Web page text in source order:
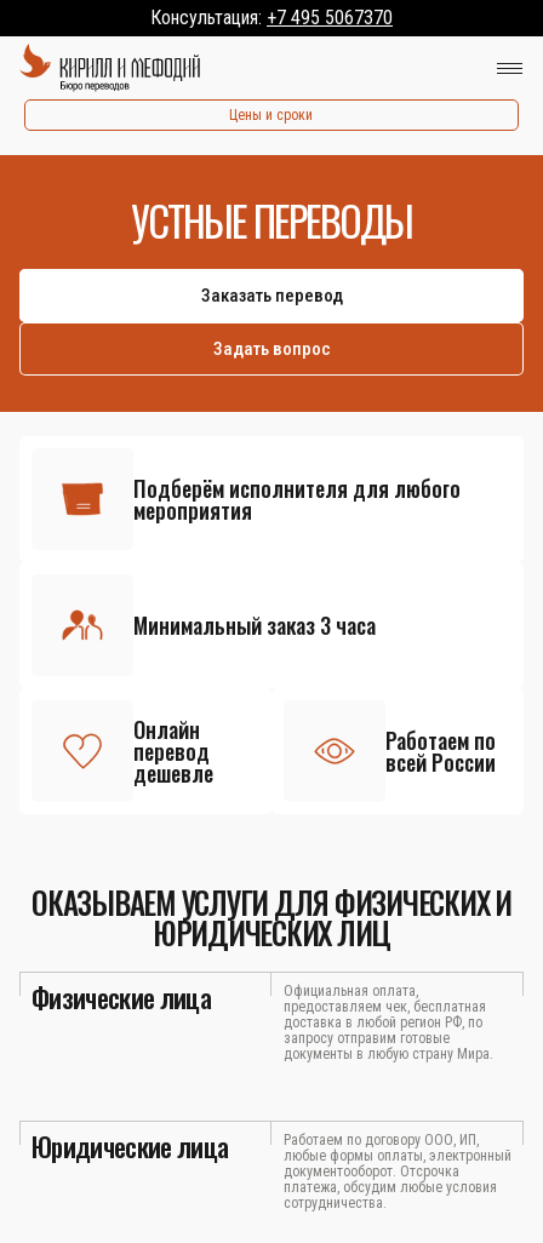
Консультация: +7 495 5067370
Цены и сроки
УСТНЫЕ ПЕРЕВОДЫ
Заказать перевод
Задать вопрос
Подберём исполнителя для любого
мероприятия
Минимальный заказ 3 часа
Онлайн
перевод
дешевле
Работаем по
всей России
ОКАЗЫВАЕМ УСЛУГИ ДЛЯ ФИЗИЧЕСКИХ И
ЮРИДИЧЕСКИХ ЛИЦ
Физические лица
Официальная оплата,
предоставляем чек, бесплатная
доставка в любой регион РФ, по
запросу отправим готовые
документы в любую страну Мира.
Юридические лица
Работаем по договору ООО, ИП,
любые формы оплаты, электронный
документооборот. Отсрочка
платежа, обсудим любые условия
сотрудничества.